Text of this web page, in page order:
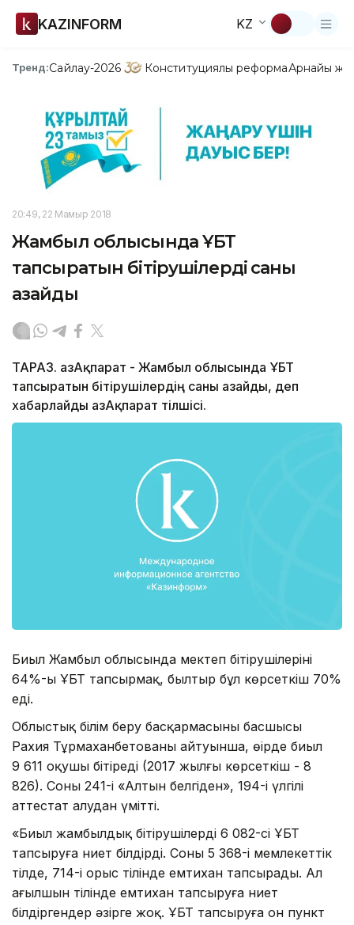
KAZINFORM KZ
Тренд:Сайлау-2026 Конституциялық реформаАрнайы
20:49, 22 Мамыр 2018
Жамбыл облысында ҰБТ
тапсыратын бітірушілердің саны
азайды
ТАРАЗ. ҚазАқпарат - Жамбыл облысында ҰБТ
тапсыратын бітірушілердің саны азайды, деп
хабарлайды ҚазАқпарат тілшісі.
Биыл Жамбыл облысында мектеп бітірушілерінің
64%-ы ҰБТ тапсырмақ, былтыр бұл көрсеткіш 70%
еді.
Облыстық білім беру басқармасының басшысы
Рахия Тұрмаханбетованың айтуынша, өңірде биыл
9 611 оқушы бітіреді (2017 жылғы көрсеткіш - 8
826). Соның 241-і «Алтын белгіден», 194-і үлгілі
аттестат алудан үмітті.
«Биыл жамбылдық бітірушілердің 6 082-сі ҰБТ
тапсыруға ниет білдірді. Соның 5 368-і мемлекеттік
тілде, 714-і орыс тілінде емтихан тапсырады. Ал
ағылшын тілінде емтихан тапсыруға ниет
білдіргендер әзірге жоқ. ҰБТ тапсыруға он пункт